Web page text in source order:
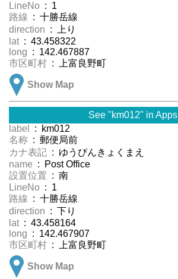
LineNo : 1
路線 : 十勝岳線
direction : 上り
lat : 43.458322
long : 142.467887
市区町村 : 上富良野町
Show Map
See "km012" in Apps
label
: km012
名称 : 郵便局前
カナ表記 : ゆうびんきょくまえ
name : Post Office
設置位置 : 南
LineNo : 1
路線 : 十勝岳線
direction : 下り
lat : 43.458164
long : 142.467907
市区町村 : 上富良野町
Show Map